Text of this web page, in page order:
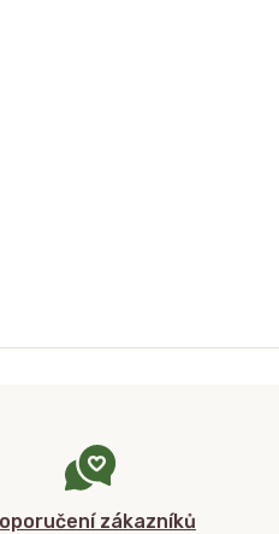
zákazníků